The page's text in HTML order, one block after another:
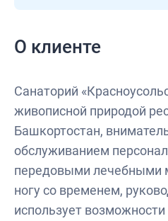
О клиенте
Санаторий
живописной природой
Башкортостан,
обслуживанием
передовыми лечебными
ногу со временем,
использует